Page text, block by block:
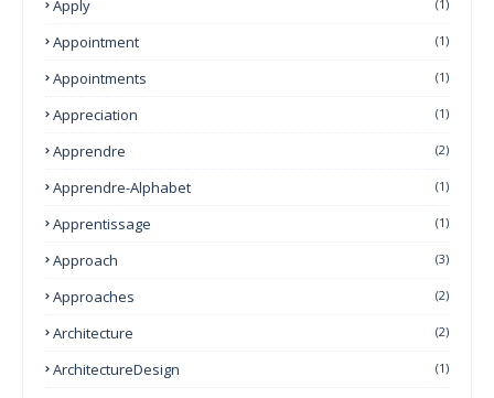
Apply (1)
Appointment (1)
Appointments (1)
Appreciation (1)
Apprendre (2)
Apprendre-Alphabet (1)
Apprentissage (1)
Approach (3)
Approaches (2)
Architecture (2)
ArchitectureDesign (1)